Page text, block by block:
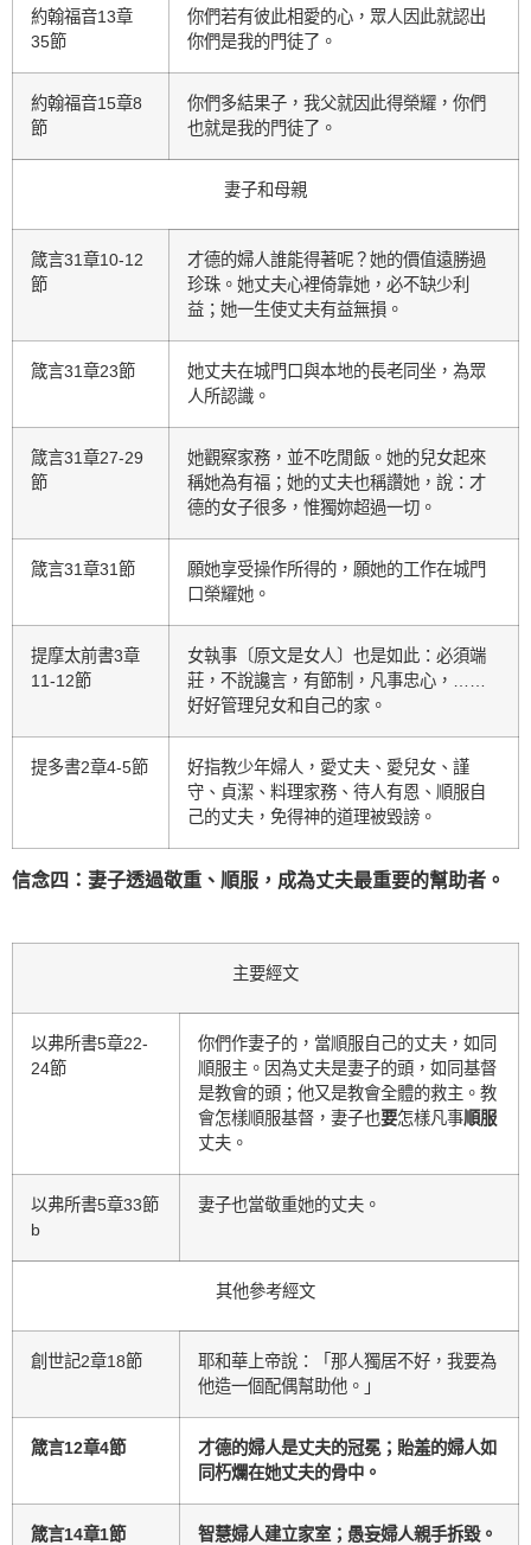
約翰福音13章
35節
你們若有彼此相愛的心，眾人因此就認出
你們是我的門徒了。
約翰福音15章8
節
你們多結果子，我父就因此得榮耀，你們
也就是我的門徒了。
妻子和母親
箴言31章10-12
節
才德的婦人誰能得著呢？她的價值遠勝過
珍珠。她丈夫心裡倚靠她，必不缺少利
益；她一生使丈夫有益無損。
箴言31章23節
她丈夫在城門口與本地的長老同坐，為眾
人所認識。
箴言31章27-29
節
她觀察家務，並不吃閒飯。她的兒女起來
稱她為有福；她的丈夫也稱讚她，說：才
德的女子很多，惟獨妳超過一切。
箴言31章31節
願她享受操作所得的，願她的工作在城門
口榮耀她。
提摩太前書3章
11-12節
女執事〔原文是女人〕也是如此：必須端
莊，不說讒言，有節制，凡事忠心，……
好好管理兒女和自己的家。
提多書2章4-5節
好指教少年婦人，愛丈夫、愛兒女、謹
守、貞潔、料理家務、待人有恩、順服自
己的丈夫，免得神的道理被毀謗。
信念四：妻子透過敬重、順服，成為丈夫最重要的幫助者。
主要經文
以弗所書5章22-
24節
你們作妻子的，當順服自己的丈夫，如同
順服主。因為丈夫是妻子的頭，如同基督
是教會的頭；他又是教會全體的救主。教
會怎樣順服基督，妻子也要怎樣凡事順服
丈夫。
以弗所書5章33節
b
妻子也當敬重她的丈夫。
其他參考經文
創世記2章18節
耶和華上帝說：「那人獨居不好，我要為
他造一個配偶幫助他。」
箴言12章4節
才德的婦人是丈夫的冠冕；貽羞的婦人如
同朽爛在她丈夫的骨中。
箴言14章1節 智慧婦人建立家室；愚妄婦人親手拆毀。